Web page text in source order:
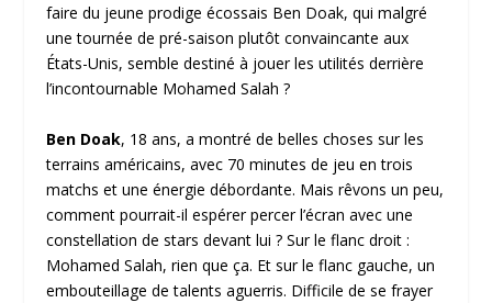
faire du jeune prodige écossais Ben Doak, qui malgré
une tournée de pré-saison plutôt convaincante aux
États-Unis, semble destiné à jouer les utilités derrière
l’incontournable Mohamed Salah ?
Ben Doak, 18 ans, a montré de belles choses sur les
terrains américains, avec 70 minutes de jeu en trois
matchs et une énergie débordante. Mais rêvons un peu,
comment pourrait-il espérer percer l’écran avec une
constellation de stars devant lui ? Sur le flanc droit :
Mohamed Salah, rien que ça. Et sur le flanc gauche, un
embouteillage de talents aguerris. Difficile de se frayer